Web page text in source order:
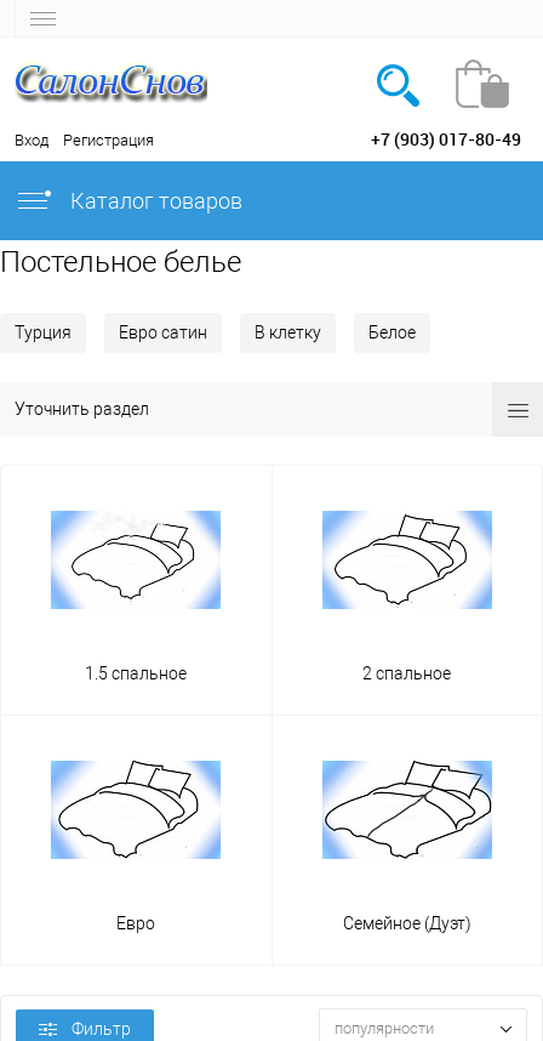
Вход Регистрация +7 (903) 017-80-49
Каталог товаров
Постельное белье
Турция Евро сатин В клетку Белое
Уточнить раздел
1.5 спальное 2 спальное
Евро Семейное (Дуэт)
Фильтр популярности